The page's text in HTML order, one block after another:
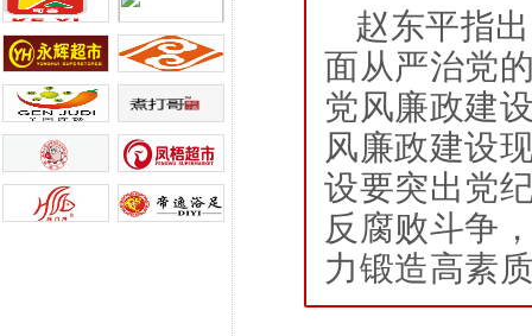
赵东平指
面从严治党
党风廉政建
风廉政建设
设要突出党
反腐败斗争
力锻造高素